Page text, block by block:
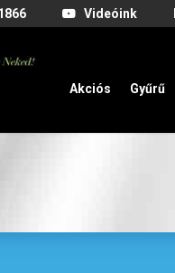
Videóink
Akciós Gyűrű